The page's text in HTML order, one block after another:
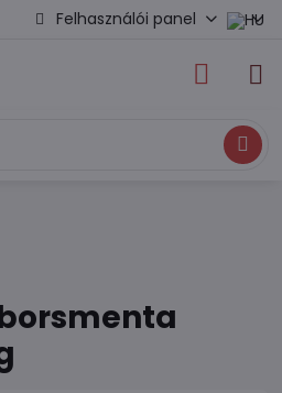
Felhasználói panel
Keresés